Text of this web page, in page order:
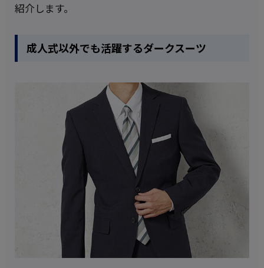
紹介します。
成人式以外でも活躍するダークスーツ